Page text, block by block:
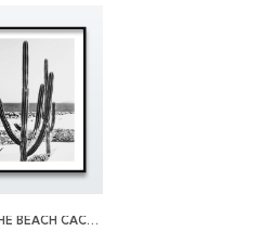
AFFICHE BEACH CACTUS BW